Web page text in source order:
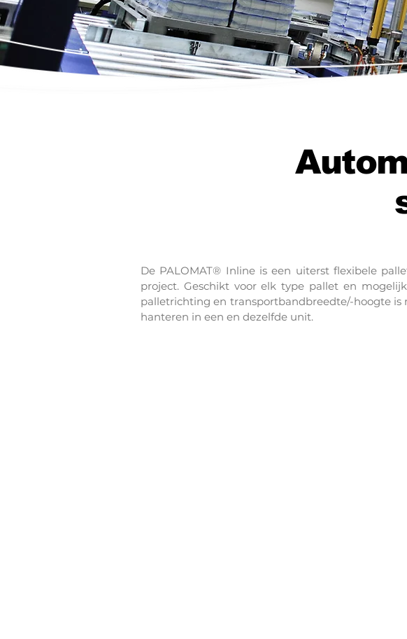
De PALOMAT® Inline is een uiterst flexibele
project. Geschikt voor elk type pallet en
palletrichting en transportbandbreedte/-hoogte
hanteren in een en dezelfde unit.